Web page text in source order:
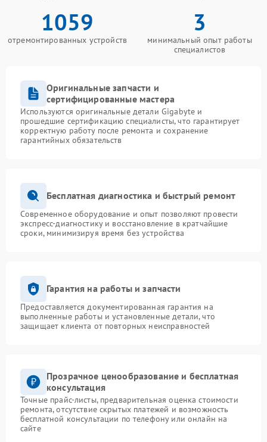
1059
отремонтированных устройств
3
минимальный опыт работы
специалистов
Оригинальные запчасти и
сертифицированные мастера
Используются оригинальные детали Gigabyte и
прошедшие сертификацию специалисты, что гарантирует
корректную работу после ремонта и сохранение
гарантийных обязательств
Бесплатная диагностика и быстрый ремонт
Современное оборудование и опыт позволяют провести
экспресс-диагностику и восстановление в кратчайшие
сроки, минимизируя время без устройства
Гарантия на работы и запчасти
Предоставляется документированная гарантия на
выполненные работы и установленные детали, что
защищает клиента от повторных неисправностей
Прозрачное ценообразование и бесплатная
консультация
Точные прайс-листы, предварительная оценка стоимости
ремонта, отсутствие скрытых платежей и возможность
бесплатной консультации по телефону или онлайн на
сайте